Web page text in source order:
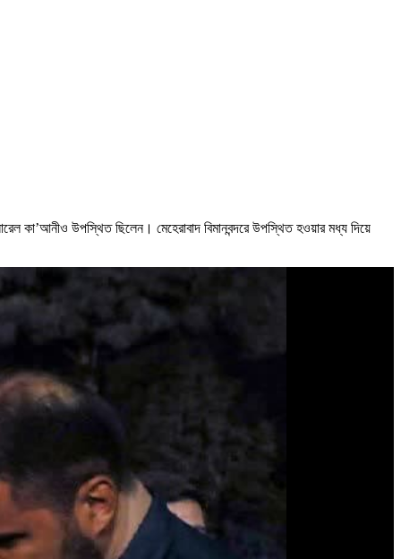
কা’আনীও উপস্থিত ছিলেন। মেহেরাবাদ বিমানবন্দরে উপস্থিত হওয়ার মধ্য দিয়ে